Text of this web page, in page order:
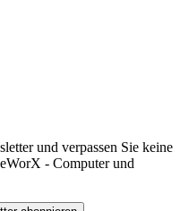
und verpassen Sie keine
- Computer und